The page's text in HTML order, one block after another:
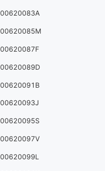
00620083A
00620085M
00620087F
00620089D
00620091B
00620093J
00620095S
00620097V
00620099L